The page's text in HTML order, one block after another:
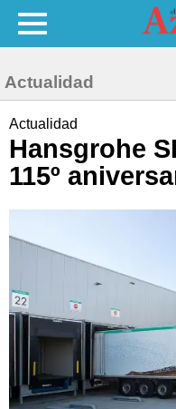
Actualidad
Actualidad
Hansgrohe
115º